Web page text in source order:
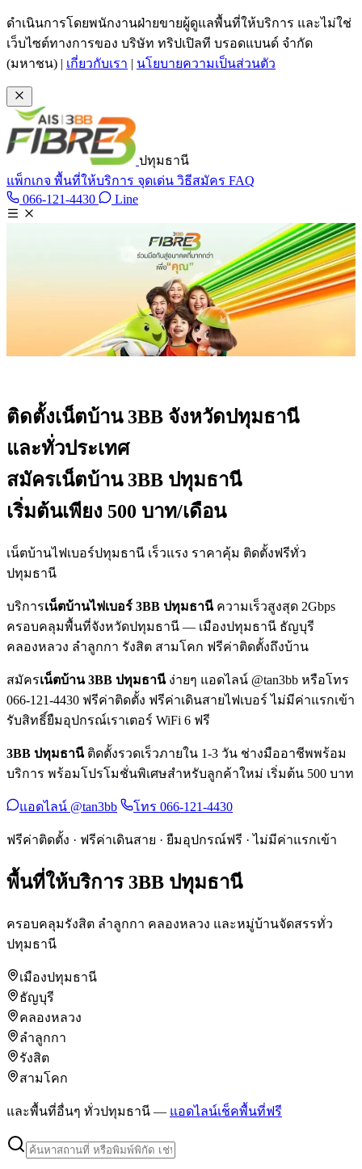
ข้ามไปเนื้อหาหลัก
ดำเนินการโดยพนักงานฝ่ายขายผู้ดูแลพื้นที่ให้บริการ และไม่ใช่
เว็บไซต์ทางการของ บริษัท ทริปเปิลที บรอดแบนด์ จำกัด
(มหาชน) | เกี่ยวกับเรา | นโยบายความเป็นส่วนตัว
ปทุมธานี
แพ็กเกจ พื้นที่ให้บริการ จุดเด่น วิธีสมัคร FAQ
066-121-4430 โทร 066-121-4430
LineLine @tan3bb
ติดตั้งเน็ตบ้าน 3BB จังหวัดปทุมธานี
และทั่วประเทศ
สมัครเน็ตบ้าน 3BB ปทุมธานี
เริ่มต้นเพียง 500 บาท/เดือน
เน็ตบ้านไฟเบอร์ปทุมธานี เร็วแรง ราคาคุ้ม ติดตั้งฟรีทั่ว
ปทุมธานี
บริการเน็ตบ้านไฟเบอร์ 3BB ปทุมธานีความเร็วสูงสุด 2Gbps
ครอบคลุมพื้นที่จังหวัดปทุมธานี — เมืองปทุมธานี ธัญบุรี
คลองหลวง ลำลูกกา รังสิต สามโคก ฟรีค่าติดตั้งถึงบ้าน
สมัครเน็ตบ้าน 3BB ปทุมธานีง่ายๆ แอดไลน์ @tan3bb หรือโทร
066-121-4430 ฟรีค่าติดตั้ง ฟรีค่าเดินสายไฟเบอร์ ไม่มีค่าแรกเข้า
รับสิทธิ์ยืมอุปกรณ์เราเตอร์ WiFi 6 ฟรี
3BB ปทุมธานีติดตั้งรวดเร็วภายใน 1-3 วัน ช่างมืออาชีพพร้อม
บริการ พร้อมโปรโมชั่นพิเศษสำหรับลูกค้าใหม่ เริ่มต้น 500 บาท
แอดไลน์ @tan3bb โทร 066-121-4430
ฟรีค่าติดตั้ง · ฟรีค่าเดินสาย · ยืมอุปกรณ์ฟรี · ไม่มีค่าแรกเข้า
พื้นที่ให้บริการ 3BB ปทุมธานี
ครอบคลุมรังสิต ลำลูกกา คลองหลวง และหมู่บ้านจัดสรรทั่ว
ปทุมธานี
เมืองปทุมธานี
ธัญบุรี
คลองหลวง
ลำลูกกา
รังสิต
สามโคก
และพื้นที่อื่นๆ ทั่วปทุมธานี — แอดไลน์เช็คพื้นที่ฟรี